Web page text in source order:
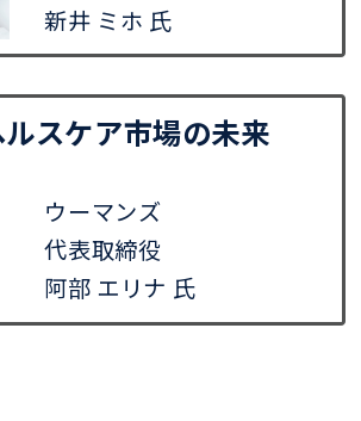
新井 ミホ 氏
スケア市場の未来
ウーマンズ
代表取締役
阿部 エリナ 氏